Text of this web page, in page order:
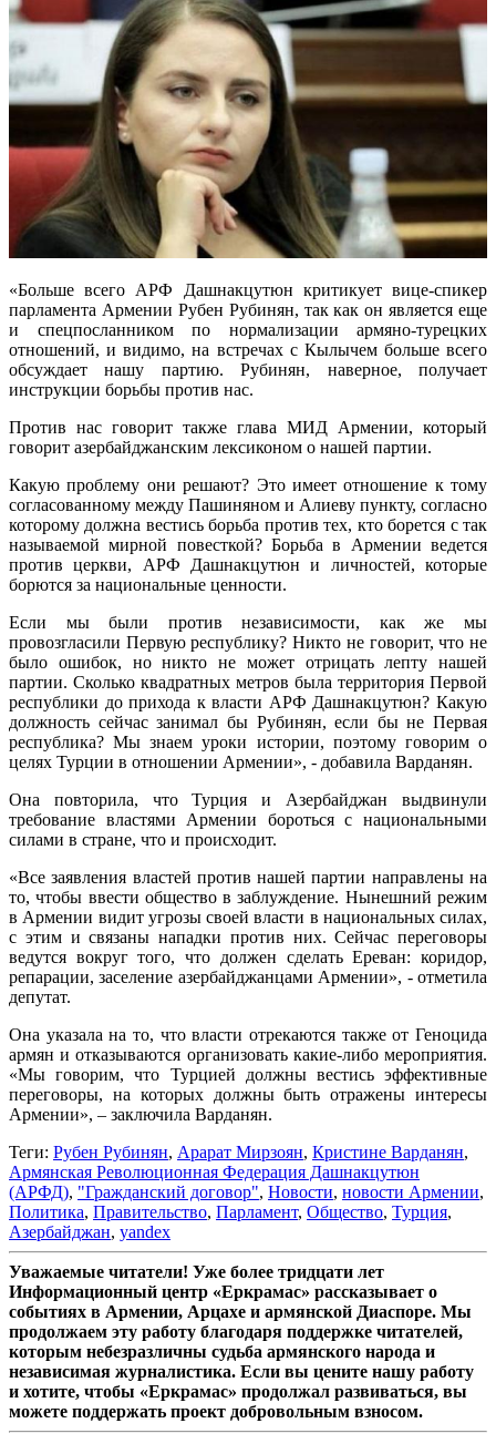
«Больше всего АРФ Дашнакцутюн критикует вице-спикер
парламента Армении Рубен Рубинян, так как он является еще
и спецпосланником по нормализации армяно-турецких
отношений, и видимо, на встречах с Кылычем больше всего
обсуждает нашу партию. Рубинян, наверное, получает
инструкции борьбы против нас.
Против нас говорит также глава МИД Армении, который
говорит азербайджанским лексиконом о нашей партии.
Какую проблему они решают? Это имеет отношение к тому
согласованному между Пашиняном и Алиеву пункту, согласно
которому должна вестись борьба против тех, кто борется с так
называемой мирной повесткой? Борьба в Армении ведется
против церкви, АРФ Дашнакцутюн и личностей, которые
борются за национальные ценности.
Если мы были против независимости, как же мы
провозгласили Первую республику? Никто не говорит, что не
было ошибок, но никто не может отрицать лепту нашей
партии. Сколько квадратных метров была территория Первой
республики до прихода к власти АРФ Дашнакцутюн? Какую
должность сейчас занимал бы Рубинян, если бы не Первая
республика? Мы знаем уроки истории, поэтому говорим о
целях Турции в отношении Армении», - добавила Варданян.
Она повторила, что Турция и Азербайджан выдвинули
требование властями Армении бороться с национальными
силами в стране, что и происходит.
«Все заявления властей против нашей партии направлены на
то, чтобы ввести общество в заблуждение. Нынешний режим
в Армении видит угрозы своей власти в национальных силах,
с этим и связаны нападки против них. Сейчас переговоры
ведутся вокруг того, что должен сделать Ереван: коридор,
репарации, заселение азербайджанцами Армении», - отметила
депутат.
Она указала на то, что власти отрекаются также от Геноцида
армян и отказываются организовать какие-либо мероприятия.
«Мы говорим, что Турцией должны вестись эффективные
переговоры, на которых должны быть отражены интересы
Армении», – заключила Варданян.
Теги: Рубен Рубинян, Арарат Мирзоян, Кристине Варданян,
Армянская Революционная Федерация Дашнакцутюн
(АРФД), "Гражданский договор", Новости, новости Армении,
Политика, Правительство, Парламент, Общество, Турция,
Азербайджан, yandex
Уважаемые читатели! Уже более тридцати лет
Информационный центр «Еркрамас» рассказывает о
событиях в Армении, Арцахе и армянской Диаспоре. Мы
продолжаем эту работу благодаря поддержке читателей,
которым небезразличны судьба армянского народа и
независимая журналистика. Если вы цените нашу работу
и хотите, чтобы «Еркрамас» продолжал развиваться, вы
можете поддержать проект добровольным взносом.